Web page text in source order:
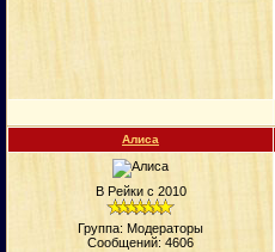
Алиса
В Рейки с 2010
Группа: Модераторы
Сообщений: 4606